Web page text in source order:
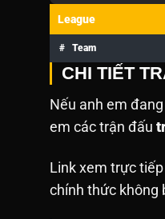
League
# Team
CHI TIẾT
Nếu anh em
em các trận đấu
Link xem trực
chính thức không